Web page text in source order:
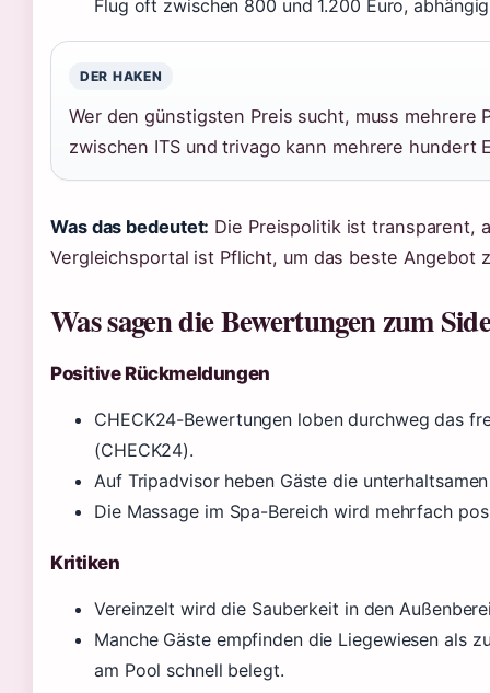
Flug oft zwischen 800 und 1.200 Euro,
DER HAKEN
Wer den günstigsten Preis sucht, muss mehrere
zwischen ITS und trivago kann mehrere hundert
Was das bedeutet: Die Preispolitik ist transparent,
Vergleichsportal ist Pflicht, um das beste Angebot
Was sagen die Bewertungen zum
Positive Rückmeldungen
CHECK24-Bewertungen loben durchweg das
(CHECK24).
Auf Tripadvisor heben Gäste die
Die Massage im Spa-Bereich wird mehrfach
Kritiken
Vereinzelt wird die Sauberkeit in den
Manche Gäste empfinden die Liegewiesen als
am Pool schnell belegt.